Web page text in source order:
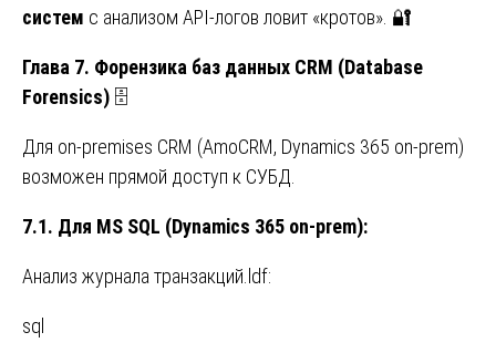
систем с анализом API-логов ловит «кротов». 🔐
Глава 7. Форензика баз данных CRM (Database
Forensics) 🗄️
Для on-premises CRM (AmoCRM, Dynamics 365 on-prem)
возможен прямой доступ к СУБД.
7.1. Для MS SQL (Dynamics 365 on-prem):
Анализ журнала транзакций.ldf:
sql